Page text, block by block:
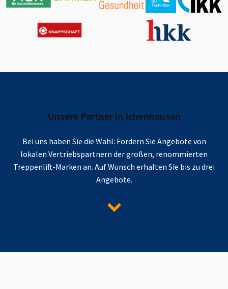
Unsere Partner in Ichenhausen
Bei uns haben Sie die Wahl: Fordern Sie Angebote von
lokalen Vertriebspartnern der großen, renommierten
Treppenlift-Marken an. Auf Wunsch erhalten Sie bis zu drei
Angebote.